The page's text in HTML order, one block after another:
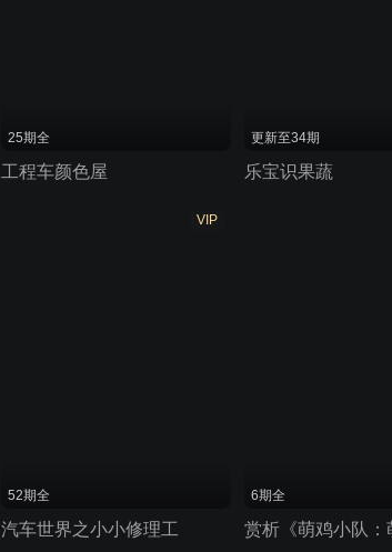
25期全
工程车颜色屋
更新至34期
乐宝识果蔬
VIP
52期全
汽车世界之小小修理工
6期全